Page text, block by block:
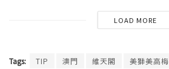
LOAD MORE
Tags: TIP 澳門 維天閣 美獅美高梅